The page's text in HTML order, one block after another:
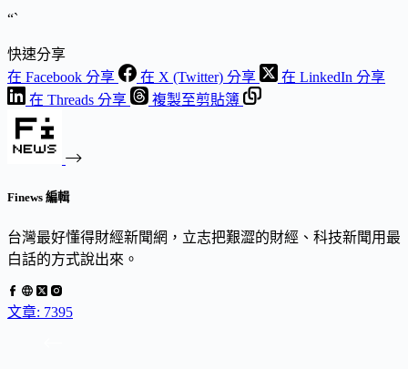
“`
快速分享
在 Facebook 分享
在 X (Twitter) 分享
在 LinkedIn 分享
在 Threads 分享
複製至剪貼簿
Finews 編輯
台灣最好懂得財經新聞網，立志把艱澀的財經、科技新聞用最
白話的方式說出來。
文章: 7395